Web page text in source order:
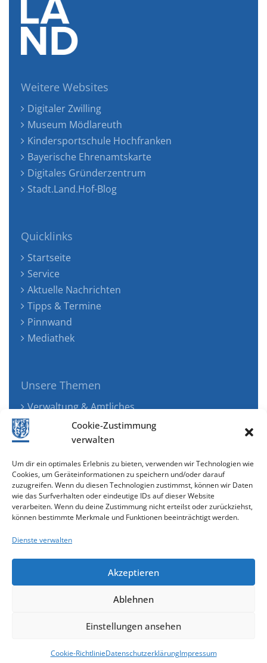
Cookie-Zustimmung
verwalten
Um dir ein optimales Erlebnis zu bieten, verwenden wir Technologien wie
Cookies, um Geräteinformationen zu speichern und/oder darauf
zuzugreifen. Wenn du diesen Technologien zustimmst, können wir Daten
wie das Surfverhalten oder eindeutige IDs auf dieser Website
verarbeiten. Wenn du deine Zustimmung nicht erteilst oder zurückziehst,
können bestimmte Merkmale und Funktionen beeinträchtigt werden.
Dienste verwalten
Akzeptieren
Ablehnen
Einstellungen ansehen
Cookie-RichtlinieDatenschutzerklärungImpressum
Weitere Websites
Digitaler Zwilling
Museum Mödlareuth
Kindersportschule Hochfranken
Bayerische Ehrenamtskarte
Digitales Gründerzentrum
Stadt.Land.Hof-Blog
Quicklinks
Startseite
Service
Aktuelle Nachrichten
Tipps & Termine
Pinnwand
Mediathek
Unsere Themen
Verwaltung & Amtliches
Jugend, Familie & Gesundheit
Tourismus, Freizeit & Ökologie
Wirtschaft & Verkehr
Senioren & Inklusion
gestaltet & entwickelt mit